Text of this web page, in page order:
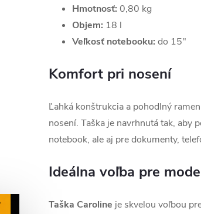
Hmotnosť: 0,80 kg
Objem: 18 l
Veľkosť notebooku: do 15"
Komfort pri nosení
Ľahká konštrukcia a pohodlný
nosení. Taška je navrhnutá tak, aby
notebook, ale aj pre dokumenty,
Ideálna voľba pre
Taška Caroline je skvelou voľbou